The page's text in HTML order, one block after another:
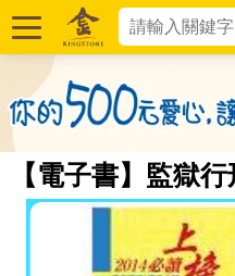
【電子書】監獄